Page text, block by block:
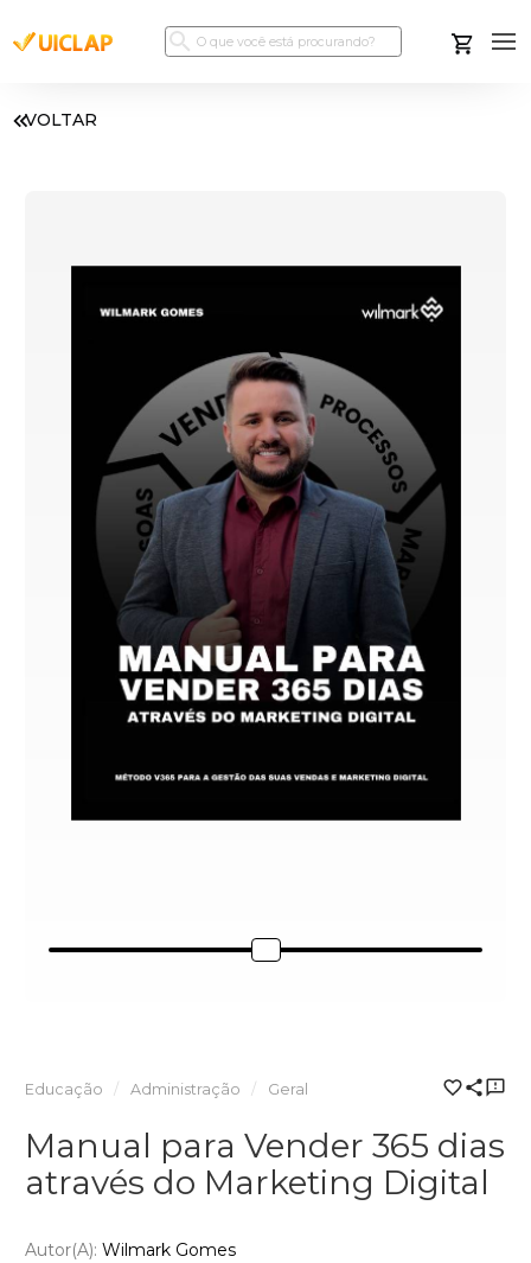
VOLTAR
Educação Administração Geral
Manual para Vender 365 dias
através do Marketing Digital
Autor(a): Wilmark Gomes